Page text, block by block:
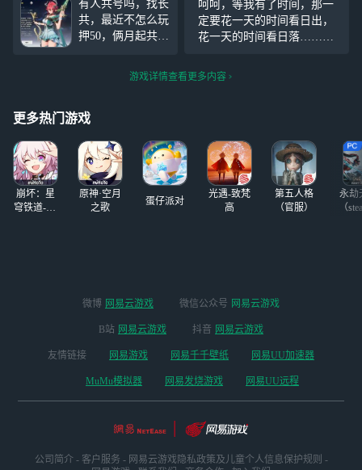
给我卡24亿延迟你滚回家
去，你坠机吧好吗
打63万(UID115457
780)
有人共号吗，找长
共，最近不怎么玩
押50，俩月起共，
押金不退 要求 每
日肝完要返图，肝
如果你看上哪个角
以问问我（抽哪个
角色，用多少抽）
呵呵，等我有了时间，那一
定要花一天的时间看日出，
花一天的时间看日落……还
潮补上来……(´°̥̥̥̥̥̥̥̥ω°̥̥̥̥̥̥̥̥｀)(开服
游戏详情查看更多内容
更多热门游戏
崩坏：星
穹铁道-4.4
原神·空月
之歌
蛋仔派对
光遇-致梵
高
第五人格
（官服）
永劫
（
微博 网易云游戏 微信公众号 网易云游戏
B站 网易云游戏 抖音 网易云游戏
友情链接 网易游戏 网易千千壁纸 网易UU加速器
MuMu模拟器 网易发烧游戏 网易UU远程
公司简介 - 客户服务 - 网易云游戏隐私政策及儿童个人信息保护规则 -